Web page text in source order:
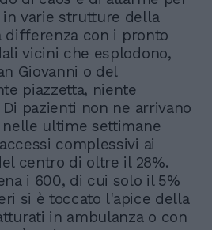
varie strutture della
differenza con i pronto
vicini che esplodono,
Giovanni o del
piazzetta, niente
pazienti non ne arrivano
ultime settimane
complessivi ai
centro di oltre il 28%.
i 600, di cui solo il 5%
si è toccato l'apice della
in ambulanza o con